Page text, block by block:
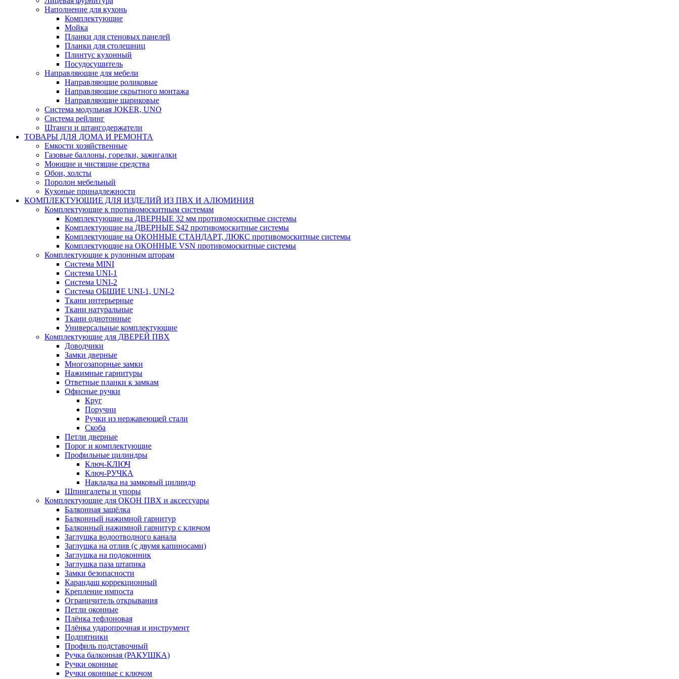
Наполнение для кухонь
Комплектующие
Мойка
Планки для стеновых панелей
Планки для столешниц
Плинтус кухонный
Посудосушитель
Направляющие для мебели
Направляющие роликовые
Направляющие скрытного монтажа
Направляющие шариковые
Система модульная JOKER, UNO
Система рейлинг
Штанги и штангодержатели
ТОВАРЫ ДЛЯ ДОМА И РЕМОНТА
Емкости хозяйственные
Газовые баллоны, горелки, зажигалки
Моющие и чистящие средства
Обои, холсты
Поролон мебельный
Кухоные принадлежности
КОМПЛЕКТУЮЩИЕ ДЛЯ ИЗДЕЛИЙ ИЗ ПВХ И АЛЮМИНИЯ
Комплектующие к противомоскитным системам
Комплектующие на ДВЕРНЫЕ 32 мм противомоскитные системы
Комплектующие на ДВЕРНЫЕ S42 противомоскитные системы
Комплектующие на ОКОННЫЕ СТАНДАРТ, ЛЮКС противомоскитные системы
Комплектующие на ОКОННЫЕ VSN противомоскитные системы
Комплектующие к рулонным шторам
Система MINI
Система UNI-1
Система UNI-2
Система ОБЩИЕ UNI-1, UNI-2
Ткани интерьерные
Ткани натуральные
Ткани однотонные
Универсальные комплектующие
Комплектующие для ДВЕРЕЙ ПВХ
Доводчики
Замки дверные
Многозапорные замки
Нажимные гарнитуры
Ответные планки к замкам
Офисные ручки
Круг
Поручни
Ручки из нержавеющей стали
Скоба
Петли дверные
Порог и комплектующие
Профильные цилиндры
Ключ-КЛЮЧ
Ключ-РУЧКА
Накладка на замковый цилиндр
Шпингалеты и упоры
Комплектующие для ОКОН ПВХ и аксессуары
Балконная защёлка
Балконный нажимной гарнитур
Балконный нажимной гарнитур с ключом
Заглушка водоотводного канала
Заглушка на отлив (с двумя капиносами)
Заглушка на подоконник
Заглушка паза штапика
Замки безопасности
Карандаш коррекционный
Крепление импоста
Ограничитель открывания
Петли оконные
Плёнка тефлоновая
Плёнка ударопрочная и инструмент
Подпятники
Профиль подставочный
Ручка балконная (РАКУШКА)
Ручки оконные
Ручки оконные с ключом